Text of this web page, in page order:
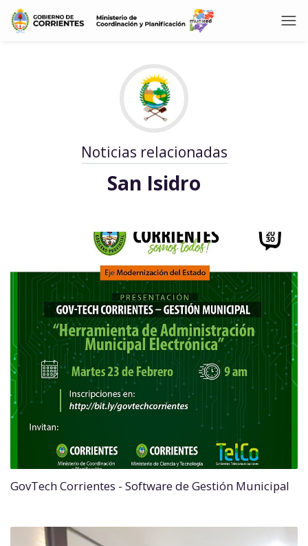
Noticias relacionadas
San Isidro
GovTech Corrientes - Software de Gestión Municipal